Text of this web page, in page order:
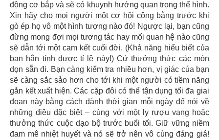
động cơ bắp và sẽ có khuynh hướng quan trọng thể hình.
Xin hãy cho mọi người một cơ hội công bằng trước khi
gò ép họ vô một hình tượng nào đó! Ngược lại, bạn cũng
đừng mong đợi mọi tương tác hay mối quan hệ nào cũng
sẽ dẫn tới một cam kết cuối đời. (Khả năng hiểu biết của
bạn hẳn tính được tỉ lệ này!) Cứ thưởng thức các món
dọn sẵn đi. Bạn càng kiểm tra nhiều hơn, vị giác của bạn
sẽ càng sắc sảo hơn cho tới khi một người có tiềm năng
gắn kết xuất hiện. Các cặp đôi có thể tận dụng tối đa giai
đoạn này bằng cách dành thời gian mỗi ngày để nói về
những điều đặc biệt – cùng với một ly rượu vang hoặc
thưởng thức cuộc dạo bộ trước buổi tối. Giữ vững niềm
đam mê nhiệt huyết và nó sẽ trở nên vô cùng đáng giá!